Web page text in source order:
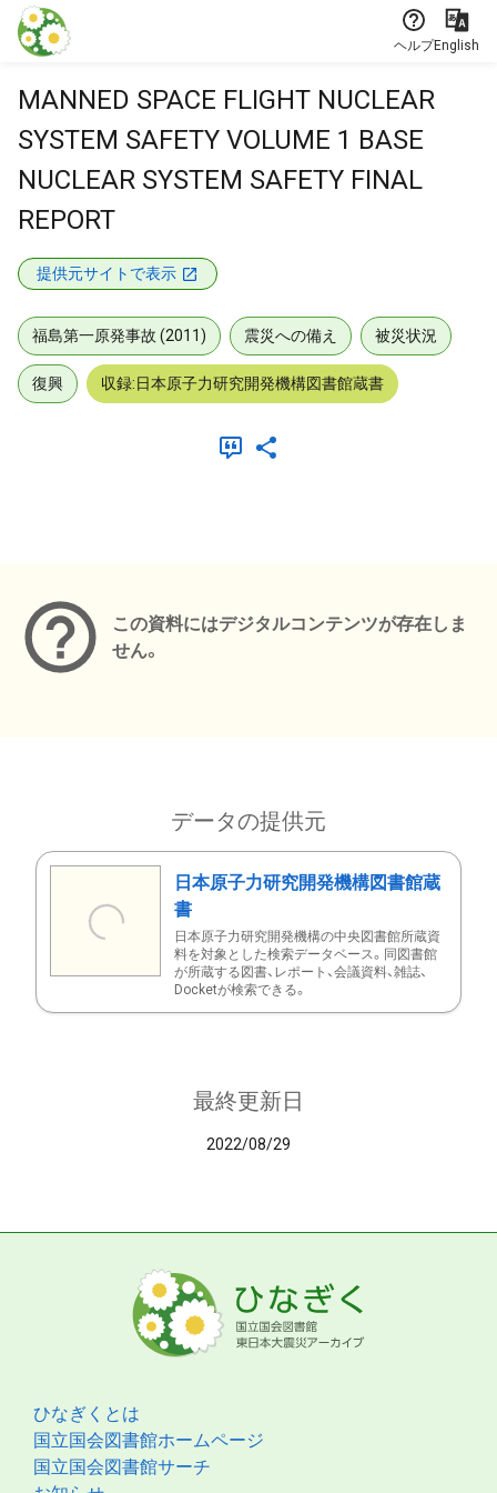
本文に飛ぶ
ヘルプEnglish
MANNED SPACE FLIGHT NUCLEAR
SYSTEM SAFETY VOLUME 1 BASE
NUCLEAR SYSTEM SAFETY FINAL
REPORT
提供元サイトで表示
福島第一原発事故 (2011) 震災への備え 被災状況
復興 収録:日本原子力研究開発機構図書館蔵書
この資料にはデジタルコンテンツが存在しま
せん。
データの提供元
日本原子力研究開発機構図書館蔵
書
日本原子力研究開発機構の中央図書館所蔵資
料を対象とした検索データベース。同図書館
が所蔵する図書、レポート、会議資料、雑誌、
Docketが検索できる。
最終更新日
2022/08/29
ひなぎくとは
国立国会図書館ホームページ
国立国会図書館サーチ